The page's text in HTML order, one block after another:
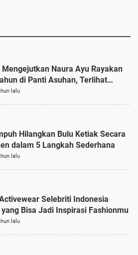
Mengejutkan Naura Ayu Rayakan
di Panti Asuhan, Terlihat
Kaftan Cokelat
lalu
Hilangkan Bulu Ketiak Secara
dalam 5 Langkah Sederhana
lalu
Selebriti Indonesia
Bisa Jadi Inspirasi Fashionmu
lalu